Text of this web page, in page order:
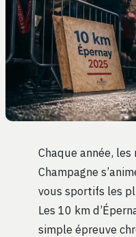
Chaque année,
Champagne
vous sportifs les
Les 10 km
simple épreuve